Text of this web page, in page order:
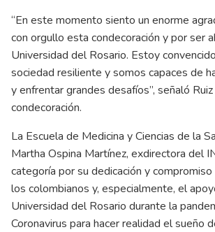
“En este momento siento un enorme
con orgullo esta condecoración y por ser
Universidad del Rosario. Estoy
sociedad resiliente y somos capaces de
y enfrentar grandes desafíos”, señaló
condecoración.
La Escuela de Medicina y Ciencias de la
Martha Ospina Martínez, exdirectora del
categoría por su dedicación y
los colombianos y, especialmente, el
Universidad del Rosario durante la
Coronavirus para hacer realidad el sueño